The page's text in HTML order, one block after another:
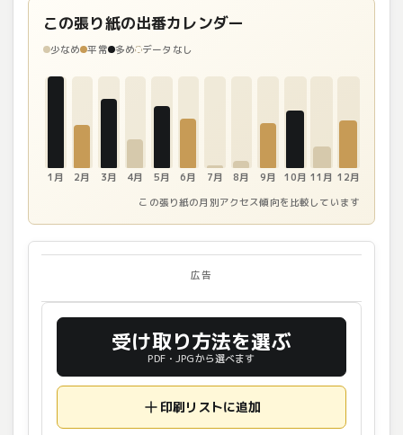
この張り紙の出番カレンダー
少なめ 平常 多め データなし
1月 2月 3月 4月 5月 6月 7月 8月 9月 10月 11月 12月
この張り紙の月別アクセス傾向を比較しています
広告
受け取り方法を選ぶ
PDF・JPGから選べます
印刷リストに追加